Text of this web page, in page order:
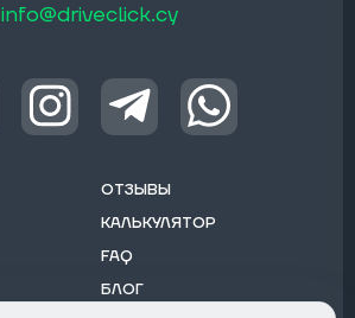
info@driveclick.cy
ОТЗЫВЫ
КАЛЬКУЛЯТОР
FAQ
БЛОГ